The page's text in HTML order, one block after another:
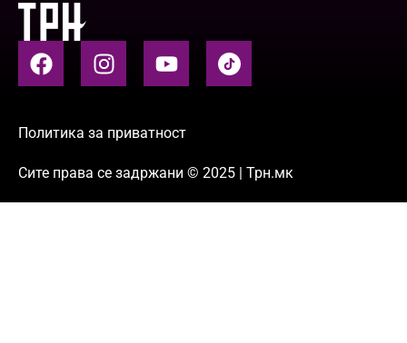
Политика за приватност
Сите права се задржани © 2025 | Трн.мк